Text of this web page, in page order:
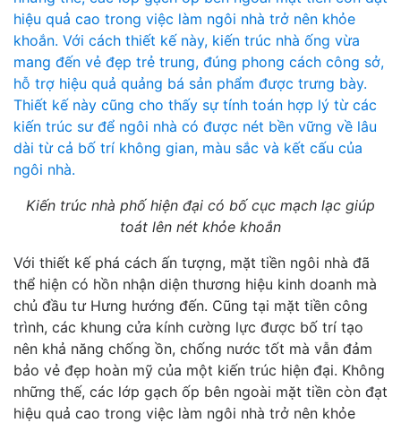
Kiến trúc nhà phố hiện đại có bố cục mạch lạc giúp
toát lên nét khỏe khoắn
Với thiết kế phá cách ấn tượng, mặt tiền ngôi nhà đã
thể hiện có hồn nhận diện thương hiệu kinh doanh mà
chủ đầu tư Hưng hướng đến. Cũng tại mặt tiền công
trình, các khung cửa kính cường lực được bố trí tạo
nên khả năng chống ồn, chống nước tốt mà vẫn đảm
bảo vẻ đẹp hoàn mỹ của một kiến trúc hiện đại. Không
những thế, các lớp gạch ốp bên ngoài mặt tiền còn đạt
hiệu quả cao trong việc làm ngôi nhà trở nên khỏe